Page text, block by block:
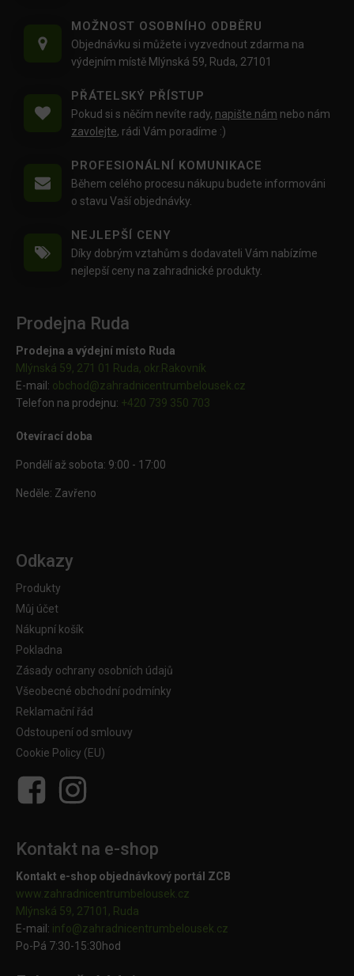
MOŽNOST OSOBNÍHO ODBĚRU
Objednávku si můžete i vyzvednout zdarma na
výdejním místě Mlýnská 59, Ruda, 27101
PŘÁTELSKÝ PŘÍSTUP
Pokud si s něčím nevíte rady, napište nám nebo nám
zavolejte, rádi Vám poradíme :)
PROFESIONÁLNÍ KOMUNIKACE
Během celého procesu nákupu budete informováni
o stavu Vaší objednávky.
NEJLEPŠÍ CENY
Díky dobrým vztahům s dodavateli Vám nabízíme
nejlepší ceny na zahradnické produkty.
Prodejna Ruda
Prodejna a výdejní místo Ruda
Mlýnská 59, 271 01 Ruda, okr.Rakovník
E-mail: obchod@zahradnicentrumbelousek.cz
Telefon na prodejnu: +420 739 350 703
Otevírací doba
Pondělí až sobota: 9:00 - 17:00
Neděle: Zavřeno
Odkazy
Produkty
Můj účet
Nákupní košík
Pokladna
Zásady ochrany osobních údajů
Všeobecné obchodní podmínky
Reklamační řád
Odstoupení od smlouvy
Cookie Policy (EU)
Kontakt na e-shop
Kontakt e-shop objednávkový portál ZCB
www.zahradnicentrumbelousek.cz
Mlýnská 59, 27101, Ruda
E-mail: info@zahradnicentrumbelousek. cz
Po-Pá 7:30-15:30hod